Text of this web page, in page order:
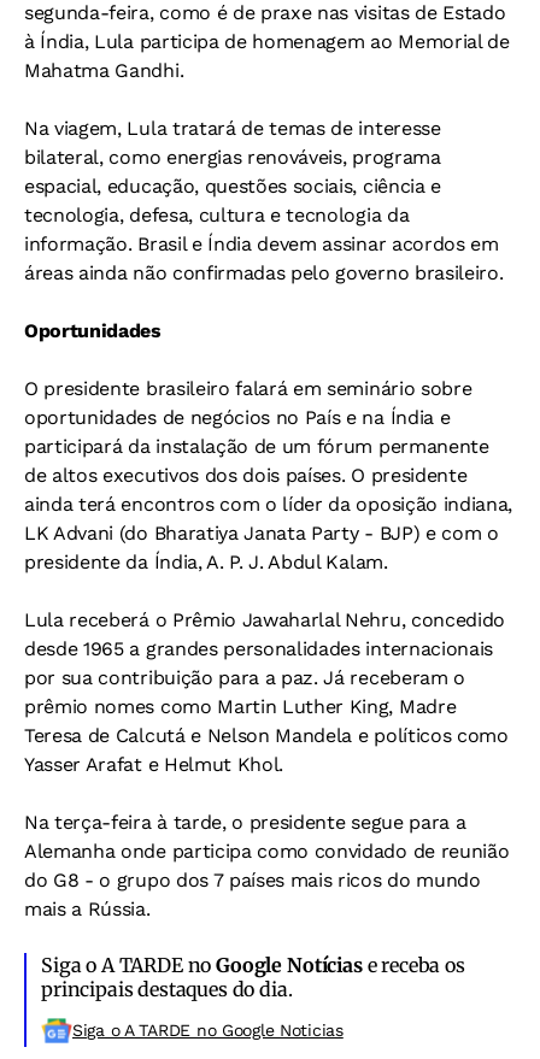
segunda-feira, como é de praxe nas visitas de Estado
à Índia, Lula participa de homenagem ao Memorial de
Mahatma Gandhi.
Na viagem, Lula tratará de temas de interesse
bilateral, como energias renováveis, programa
espacial, educação, questões sociais, ciência e
tecnologia, defesa, cultura e tecnologia da
informação. Brasil e Índia devem assinar acordos em
áreas ainda não confirmadas pelo governo brasileiro.
Oportunidades
O presidente brasileiro falará em seminário sobre
oportunidades de negócios no País e na Índia e
participará da instalação de um fórum permanente
de altos executivos dos dois países. O presidente
ainda terá encontros com o líder da oposição indiana,
LK Advani (do Bharatiya Janata Party - BJP) e com o
presidente da Índia, A. P. J. Abdul Kalam.
Lula receberá o Prêmio Jawaharlal Nehru, concedido
desde 1965 a grandes personalidades internacionais
por sua contribuição para a paz. Já receberam o
prêmio nomes como Martin Luther King, Madre
Teresa de Calcutá e Nelson Mandela e políticos como
Yasser Arafat e Helmut Khol.
Na terça-feira à tarde, o presidente segue para a
Alemanha onde participa como convidado de reunião
do G8 - o grupo dos 7 países mais ricos do mundo
mais a Rússia.
Siga o A TARDE noGoogle Notíciase receba os
principais destaques do dia.
Siga o A TARDE no Google Noticias